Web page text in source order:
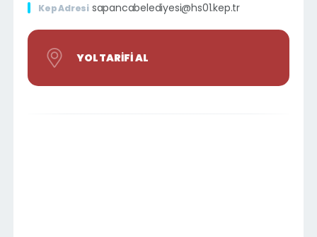
Kep Adresi sapancabelediyesi@hs01.kep.tr
YOL TARIFI AL